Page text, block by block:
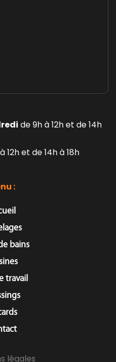
:
bains
travail
de 9h à 12h et de 14h
12h et de 14h à 18h
légales